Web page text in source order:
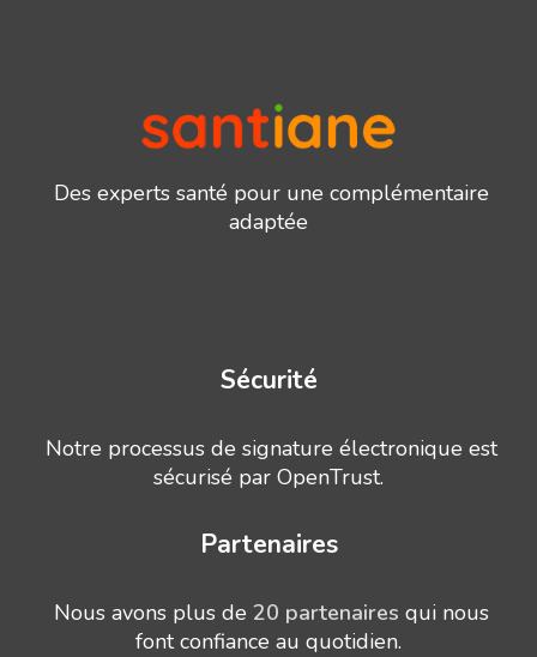
Des experts santé pour une complémentaire
adaptée
Sécurité
Notre processus de signature électronique est
sécurisé par OpenTrust.
Partenaires
Nous avons plus de 20 partenaires qui nous
font confiance au quotidien.